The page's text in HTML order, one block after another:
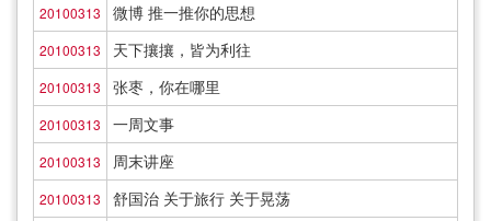
20100313 微博 推一推你的思想
20100313 天下攘攘，皆为利往
20100313 张枣，你在哪里
20100313 一周文事
20100313 周末讲座
20100313 舒国治 关于旅行 关于晃荡